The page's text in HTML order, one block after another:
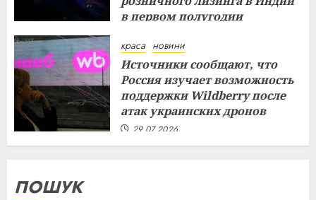
в первом полугодии
краса новини
Источники сообщают, что
Россия изучает возможность
поддержки Wildberry после
атак украинских дронов
29.07.2026
ПОШУК